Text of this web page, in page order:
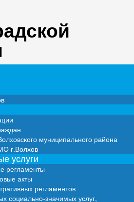
муниципального района
г.Волхов
услуги
регламенты
акты
регламентов
социально-значимых услуг,